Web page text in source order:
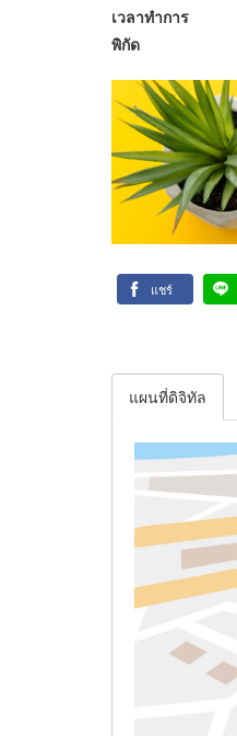
เวลาทำการ
พิกัด
แชร์
แผนที่ดิจิทัล